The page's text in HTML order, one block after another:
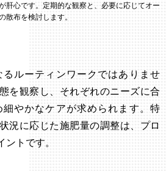
肝心です。定期的な観察と、必要に応じてオー
散布を検討します。
ルーティンワークではありませ
を観察し、それぞれのニーズに合
やかなケアが求められます。特
況に応じた施肥量の調整は、プロ
トです。